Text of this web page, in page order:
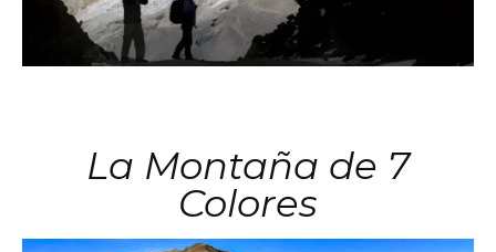
La Montaña de 7
Colores